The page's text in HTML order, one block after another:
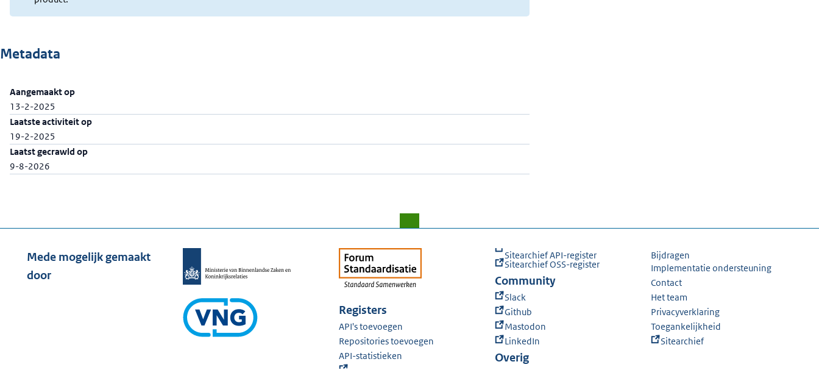
Metadata
Aangemaakt op
13-2-2025
Laatste activiteit op
19-2-2025
Laatst gecrawld op
9-8-2026
Mede mogelijk gemaakt
door
Registers
API's toevoegen
Repositories toevoegen
API-statistieken
Sitearchief API-register
Sitearchief OSS-register
Community
Slack
Github
Mastodon
LinkedIn
Overig
Bijdragen
Implementatie ondersteuning
Contact
Het team
Privacyverklaring
Toegankelijkheid
Sitearchief